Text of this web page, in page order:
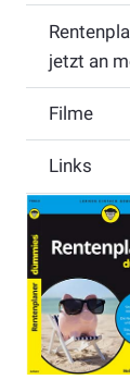
jetzt an
Filme
Links